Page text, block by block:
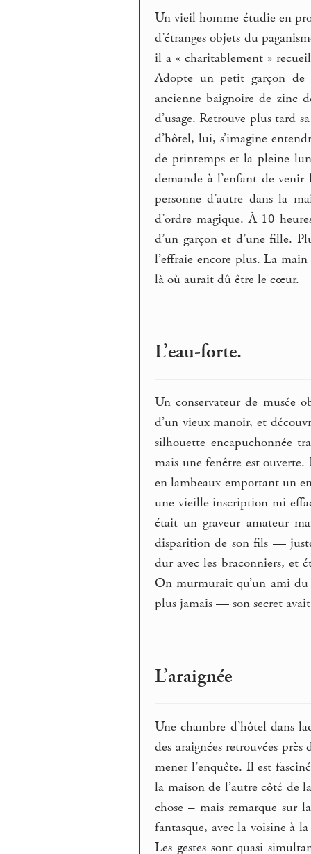
Un vieil homme étudie en
d’étranges objets du
il a « charitablement »
Adopte un petit garçon de
ancienne baignoire de zinc
d’usage. Retrouve plus tard
d’hôtel, lui, s’imagine
de printemps et la pleine
demande à l’enfant de
personne d’autre dans la
d’ordre magique. À 10
d’un garçon et d’une fille.
l’effraie encore plus. La
là où aurait dû être le cœur.
L’eau-forte.
Un conservateur de musée
d’un vieux manoir, et
silhouette encapuchonnée
mais une fenêtre est
en lambeaux emportant un
une vieille inscription mi-
était un graveur amateur
disparition de son fils —
dur avec les braconniers, et
On murmurait qu’un ami du
plus jamais — son secret
L’araignée
Une chambre d’hôtel dans
des araignées retrouvées
mener l’enquête. Il est
la maison de l’autre côté de
chose – mais remarque sur
fantasque, avec la voisine à
Les gestes sont quasi